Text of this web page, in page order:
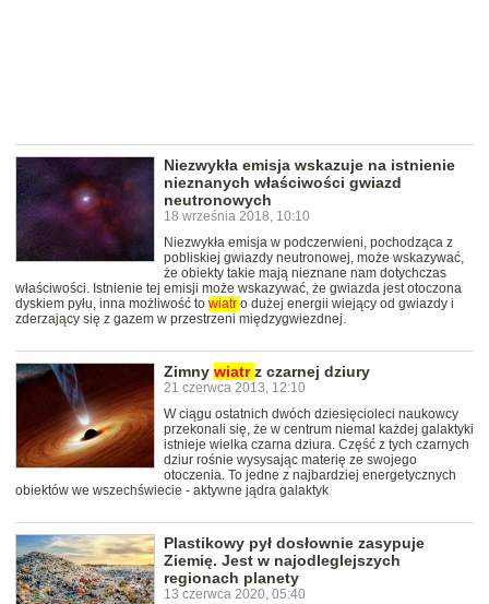
Niezwykła emisja wskazuje na istnienie
nieznanych właściwości gwiazd
neutronowych
18 września 2018, 10:10
Niezwykła emisja w podczerwieni, pochodząca z
pobliskiej gwiazdy neutronowej, może wskazywać,
że obiekty takie mają nieznane nam dotychczas
właściwości. Istnienie tej emisji może wskazywać, że gwiazda jest otoczona
dyskiem pyłu, inna możliwość to wiatr o dużej energii wiejący od gwiazdy i
zderzający się z gazem w przestrzeni międzygwiezdnej.
Zimny wiatrz czarnej dziury
21 czerwca 2013, 12:10
W ciągu ostatnich dwóch dziesięcioleci naukowcy
przekonali się, że w centrum niemal każdej galaktyki
istnieje wielka czarna dziura. Część z tych czarnych
dziur rośnie wysysając materię ze swojego
otoczenia. To jedne z najbardziej energetycznych
obiektów we wszechświecie - aktywne jądra galaktyk
Plastikowy pył dosłownie zasypuje
Ziemię. Jest w najodleglejszych
regionach planety
13 czerwca 2020, 05:40